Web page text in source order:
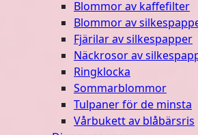
Blommor av kaffefilter
Blommor av
Fjärilar av silkespapper
Näckrosor av
Ringklocka
Sommarblommor
Tulpaner för de minsta
Vårbukett av blåbärsris